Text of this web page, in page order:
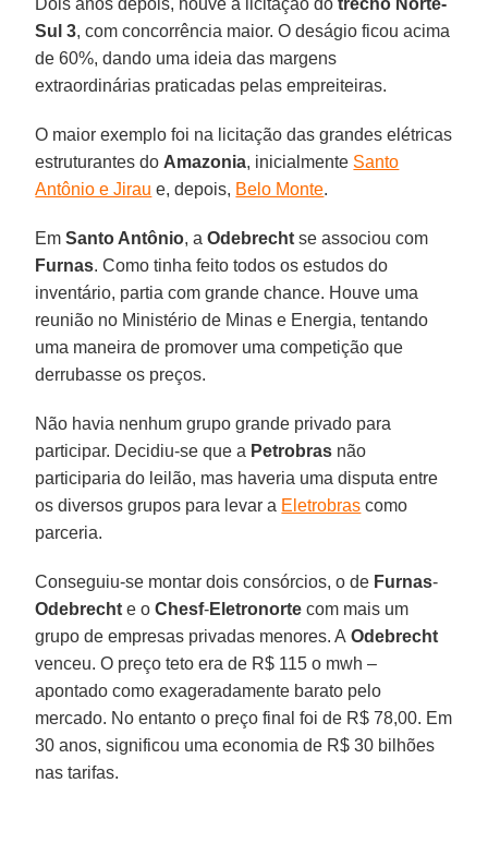
Sul 3, com concorrência maior. O deságio ficou acima
de 60%, dando uma ideia das margens
extraordinárias praticadas pelas empreiteiras.
O maior exemplo foi na licitação das grandes elétricas
estruturantes do Amazonia, inicialmente Santo
Antônio e Jirau e, depois, Belo Monte.
Em Santo Antônio, aOdebrecht se associou com
Furnas. Como tinha feito todos os estudos do
inventário, partia com grande chance. Houve uma
reunião no Ministério de Minas e Energia, tentando
uma maneira de promover uma competição que
derrubasse os preços.
Não havia nenhum grupo grande privado para
participar. Decidiu-se que a Petrobras não
participaria do leilão, mas haveria uma disputa entre
os diversos grupos para levar a Eletrobras como
parceria.
Conseguiu-se montar dois consórcios, o de Furnas-
Odebrecht e oChesf-Eletronorte com mais um
grupo de empresas privadas menores. A Odebrecht
venceu. O preço teto era de R$ 115 o mwh –
apontado como exageradamente barato pelo
mercado. No entanto o preço final foi de R$ 78,00. Em
30 anos, significou uma economia de R$ 30 bilhões
nas tarifas.